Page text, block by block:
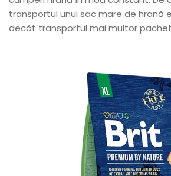
transportul unui sac mare de hrană
decât transportul mai multor